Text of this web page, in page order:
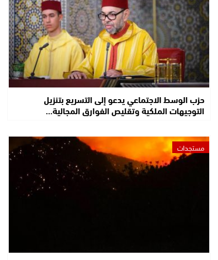
حزب الوسط الاجتماعي يدعو إلى التسريع بتنزيل
التوجيهات الملكية وتقليص الفوارق المجالية…
مستجدات